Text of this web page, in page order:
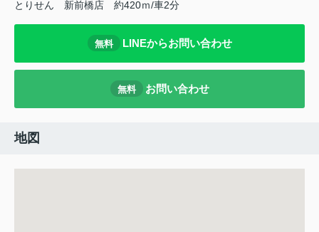
とりせん 新前橋店 約420ｍ/車2分
無料 LINEからお問い合わせ
無料 お問い合わせ
地図